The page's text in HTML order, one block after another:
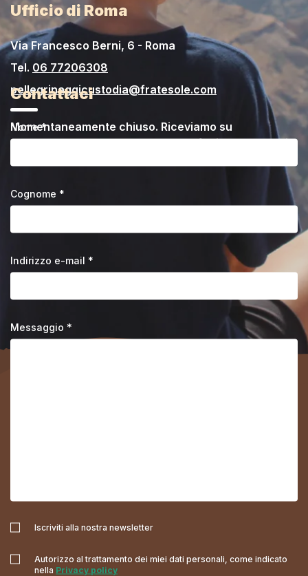
Ufficio di Roma
Via Francesco Berni, 6 - Roma
Tel. 06 77206308
pellegrinaggicustodia@fratesole.com
Momentaneamente chiuso. Riceviamo su
appuntamento da concordare telefonicamente o via
Contattaci
Nome *
Cognome *
Indirizzo e-mail *
Messaggio *
Iscriviti alla nostra newsletter
Autorizzo al trattamento dei miei dati personali, come indicato
nella Privacy policy